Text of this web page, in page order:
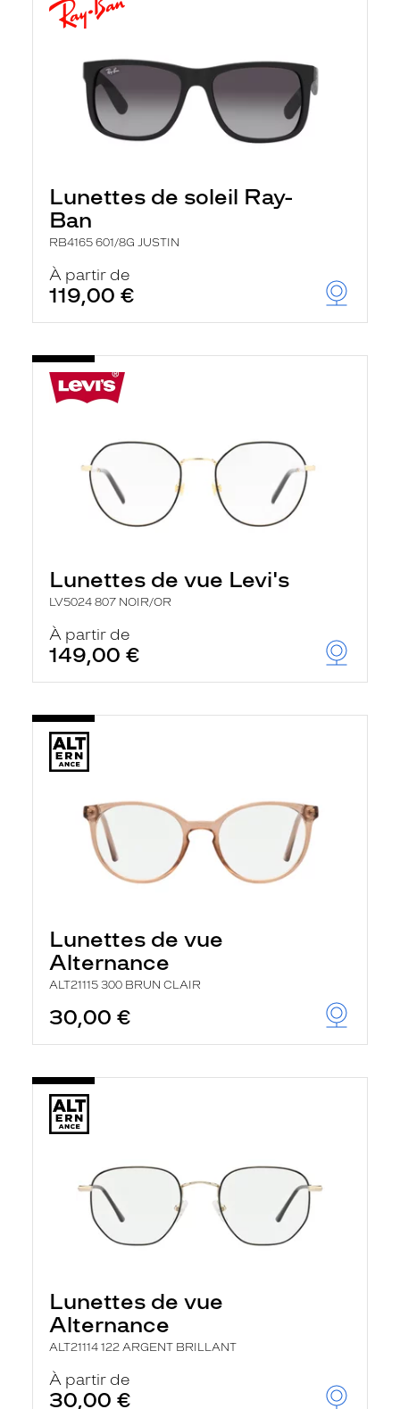
Lunettes de soleil Ray-
Ban
RB4165 601/8G JUSTIN
À partir de
119,00 €
Lunettes de vue Levi's
LV5024 807 NOIR/OR
À partir de
149,00 €
Lunettes de vue
Alternance
ALT21115 300 BRUN CLAIR
30,00 €
Lunettes de vue
Alternance
ALT21114 122 ARGENT BRILLANT
À partir de
30,00 €